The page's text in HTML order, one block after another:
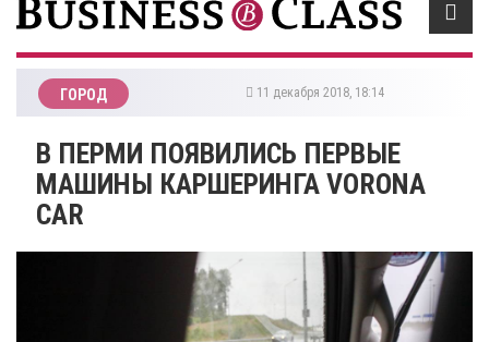
ГОРОД 11 декабря 2018, 18:14
В ПЕРМИ ПОЯВИЛИСЬ ПЕРВЫЕ
МАШИНЫ КАРШЕРИНГА VORONA
CAR